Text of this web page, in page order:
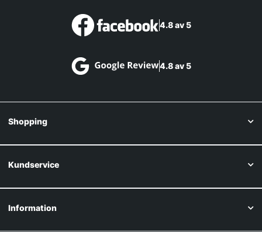
4.8 av 5
4.8 av 5
Shopping
Kundservice
Information